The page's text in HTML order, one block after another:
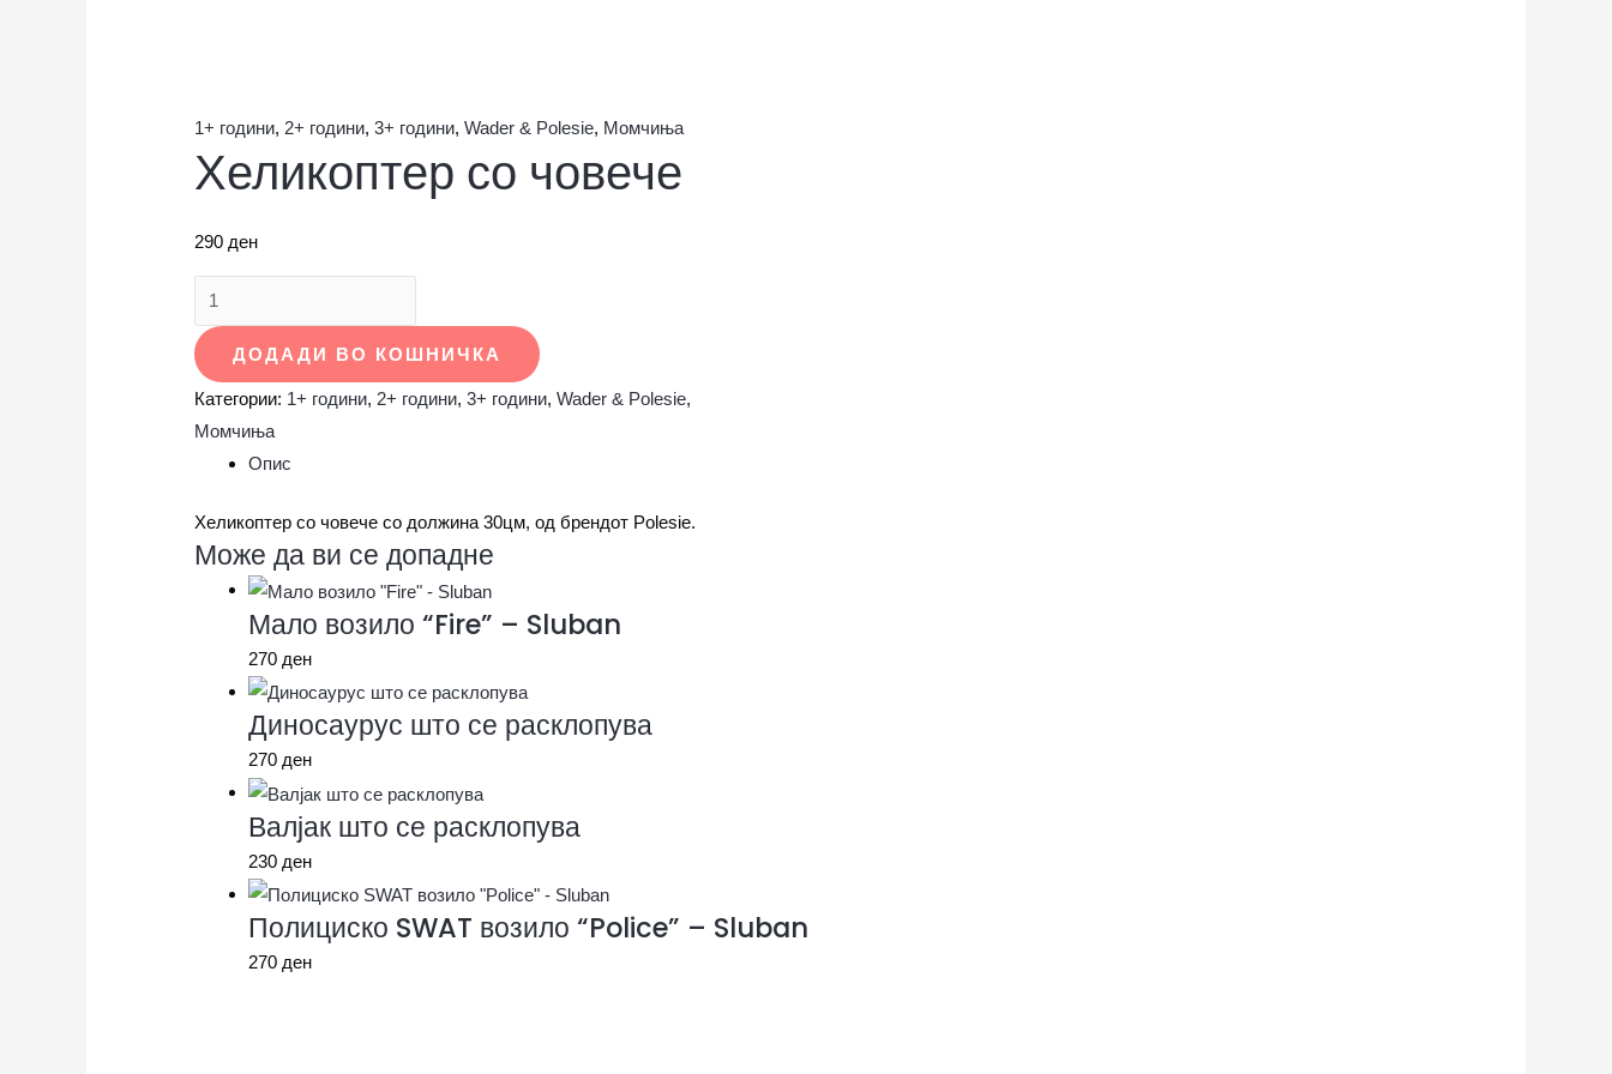
1+ години, 2+ години, 3+ години, Wader & Polesie, Момчиња
Хеликоптер со човече
290 ден
ДОДАДИ ВО КОШНИЧКА
Категории: 1+ години, 2+ години, 3+ години, Wader & Polesie,
Момчиња
Опис
Хеликоптер со човече со должина 30цм, од брендот Polesie.
Може да ви се допадне
Мало возило “Fire” – Sluban
270 ден
Диносаурус што се расклопува
270 ден
Валјак што се расклопува
230 ден
Полициско SWAT возило “Police” – Sluban
270 ден